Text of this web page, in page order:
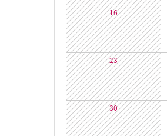
16
23
30